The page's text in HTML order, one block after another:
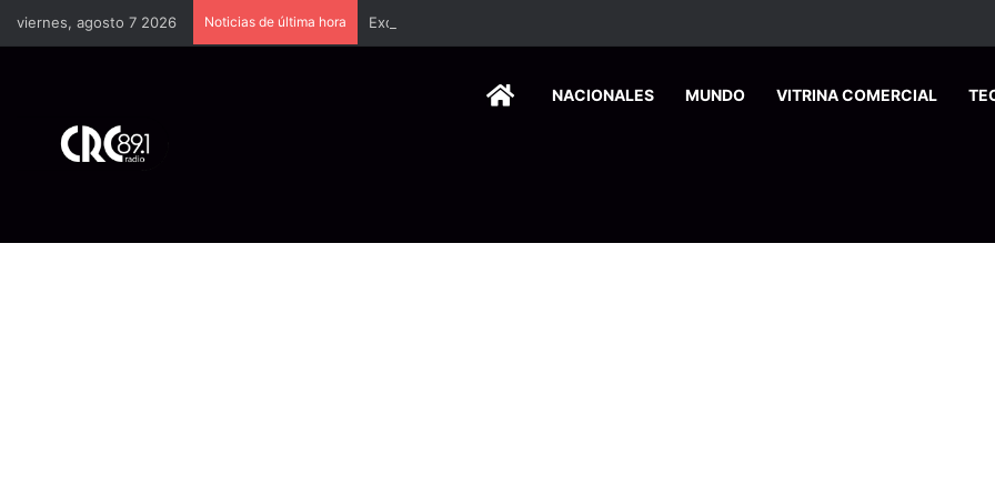
viernes, agosto 7 2026 Noticias de última hora
HOMENACIONALES MUNDO VITRINA COMERCIAL